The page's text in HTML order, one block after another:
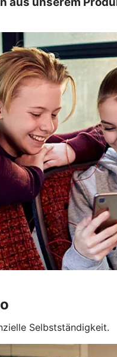
Selbstständigkeit.